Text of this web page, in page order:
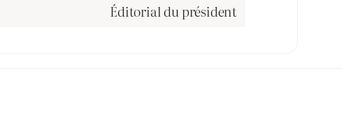
Éditorial du président